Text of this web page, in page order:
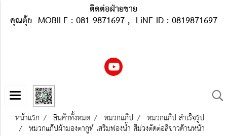
ติดต่อฝ่ายขาย
คุณตุ้ย MOBILE : 081-9871697 , LiNE ID : 0819871697
หน้าแรก สินค้าทั้งหมด หมวกแก๊ป หมวกแก๊ป สำเร็จรูป
หมวกแก๊ปผ้ามองตากูท์ เสริมฟองน้ำ สีม่วงตัดต่อสีขาวด้านหน้า